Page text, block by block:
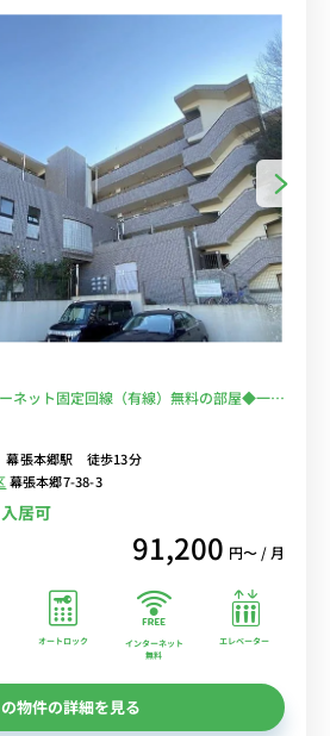
ネット固定回線（有線）無料の部屋◆一棟
ア付き♪■JR総武線・京成千葉線の2路線
換なし/物件近くには「リブレ京成」「ア
幕張本郷駅 徒歩13分
幕張本郷7-38-3
居可
91,200 円〜 / 月
オートロック
インターネット
無料
エレベーター
物件の詳細を見る